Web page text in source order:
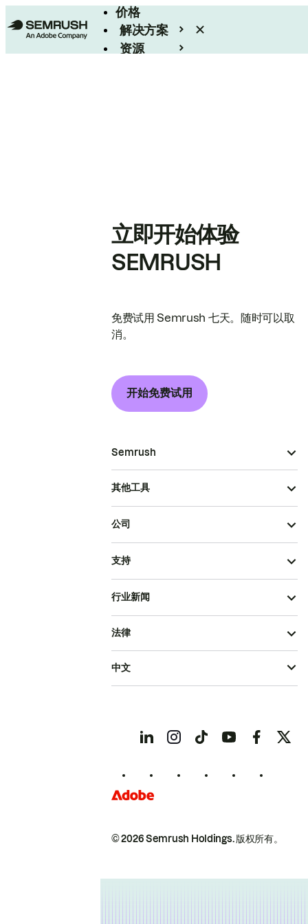
价格
解决方案
资源
立即开始体验
SEMRUSH
免费试用 Semrush 七天。随时可以取
消。
开始免费试用
Semrush
其他工具
公司
支持
行业新闻
© 2026 Semrush Holdings.版权所有。
法律
中文